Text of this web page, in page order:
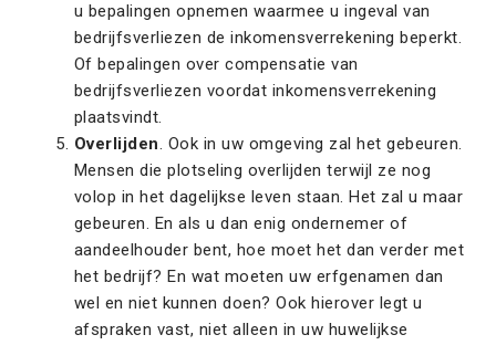
u bepalingen opnemen waarmee u ingeval van
bedrijfsverliezen de inkomensverrekening beperkt.
Of bepalingen over compensatie van
bedrijfsverliezen voordat inkomensverrekening
plaatsvindt.
Overlijden. Ook in uw omgeving zal het gebeuren.
Mensen die plotseling overlijden terwijl ze nog
volop in het dagelijkse leven staan. Het zal u maar
gebeuren. En als u dan enig ondernemer of
aandeelhouder bent, hoe moet het dan verder met
het bedrijf? En wat moeten uw erfgenamen dan
wel en niet kunnen doen? Ook hierover legt u
afspraken vast, niet alleen in uw huwelijkse